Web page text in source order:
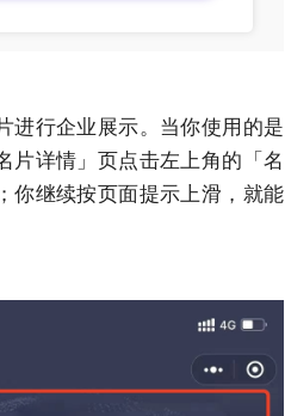
进行企业展示。当你使用的是
片详情」页点击左上角的「名
你继续按页面提示上滑，就能